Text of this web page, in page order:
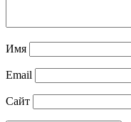
Имя
Email
Сайт